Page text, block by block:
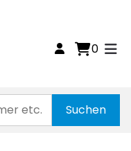
0